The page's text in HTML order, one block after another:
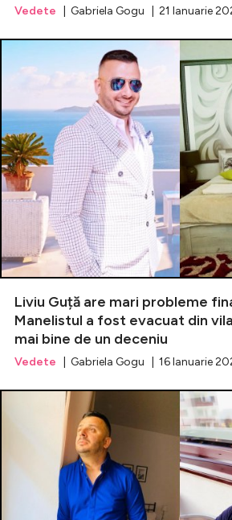
Breaking News
Intră în cont
Creează cont
Vedete | Gabriela Gogu | 21 Ianuarie
Liviu Guță are mari probleme
Manelistul a fost evacuat din
mai bine de un deceniu
Vedete | Gabriela Gogu | 16 Ianuarie